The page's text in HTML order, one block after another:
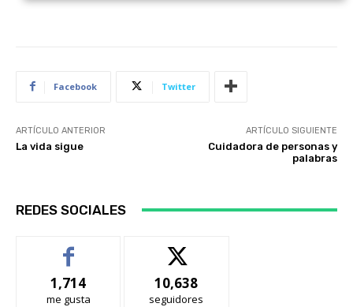
Facebook Twitter
ARTÍCULO ANTERIOR
La vida sigue
ARTÍCULO SIGUIENTE
Cuidadora de personas y
palabras
REDES SOCIALES
1,714
me gusta
10,638
seguidores